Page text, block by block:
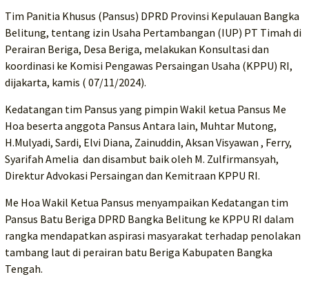
Tim Panitia Khusus (Pansus) DPRD Provinsi Kepulauan Bangka
Belitung, tentang izin Usaha Pertambangan (IUP) PT Timah di
Perairan Beriga, Desa Beriga, melakukan Konsultasi dan
koordinasi ke Komisi Pengawas Persaingan Usaha (KPPU) RI,
dijakarta, kamis ( 07/11/2024).
Kedatangan tim Pansus yang pimpin Wakil ketua Pansus Me
Hoa beserta anggota Pansus Antara lain, Muhtar Mutong,
H.Mulyadi, Sardi, Elvi Diana, Zainuddin, Aksan Visyawan , Ferry,
Syarifah Amelia dan disambut baik oleh M. Zulfirmansyah,
Direktur Advokasi Persaingan dan Kemitraan KPPU RI.
Me Hoa Wakil Ketua Pansus menyampaikan Kedatangan tim
Pansus Batu Beriga DPRD Bangka Belitung ke KPPU RI dalam
rangka mendapatkan aspirasi masyarakat terhadap penolakan
tambang laut di perairan batu Beriga Kabupaten Bangka
Tengah.